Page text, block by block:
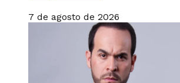
7 de agosto de 2026